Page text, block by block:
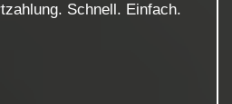
Schnell. Einfach.